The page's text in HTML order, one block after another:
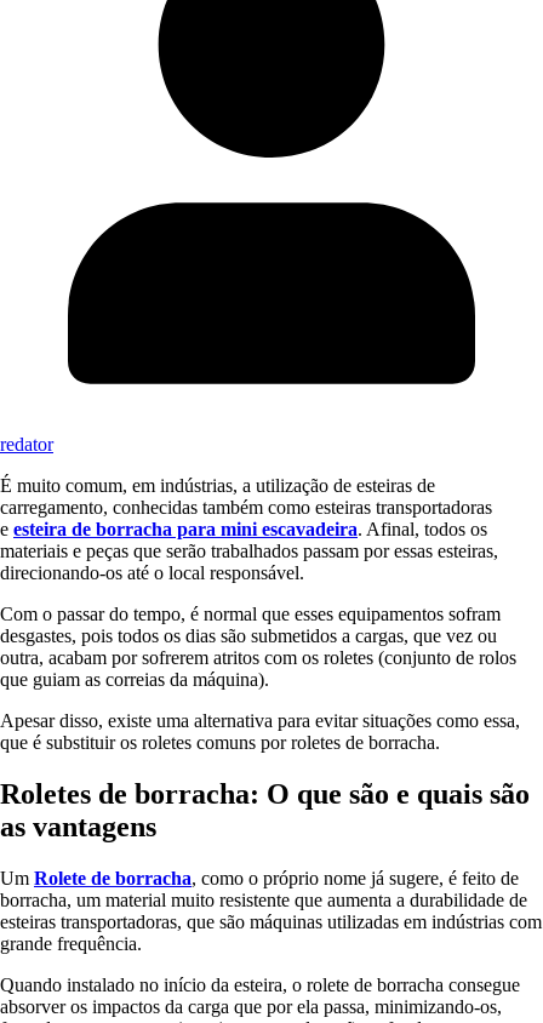
redator
É muito comum, em indústrias, a utilização de esteiras de
carregamento, conhecidas também como esteiras transportadoras
e esteira de borracha para mini escavadeira. Afinal, todos os
materiais e peças que serão trabalhados passam por essas esteiras,
direcionando-os até o local responsável.
Com o passar do tempo, é normal que esses equipamentos sofram
desgastes, pois todos os dias são submetidos a cargas, que vez ou
outra, acabam por sofrerem atritos com os roletes (conjunto de rolos
que guiam as correias da máquina).
Apesar disso, existe uma alternativa para evitar situações como essa,
que é substituir os roletes comuns por roletes de borracha.
Roletes de borracha: O que são e quais são
as vantagens
Um Rolete de borracha, como o próprio nome já sugere, é feito de
borracha, um material muito resistente que aumenta a durabilidade de
esteiras transportadoras, que são máquinas utilizadas em indústrias com
grande frequência.
Quando instalado no início da esteira, o rolete de borracha consegue
absorver os impactos da carga que por ela passa, minimizando-os,